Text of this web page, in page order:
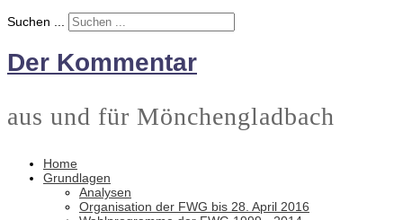
Suchen ...
Der Kommentar
aus und für Mönchengladbach
Home
Grundlagen
Analysen
Organisation der FWG bis 28. April 2016